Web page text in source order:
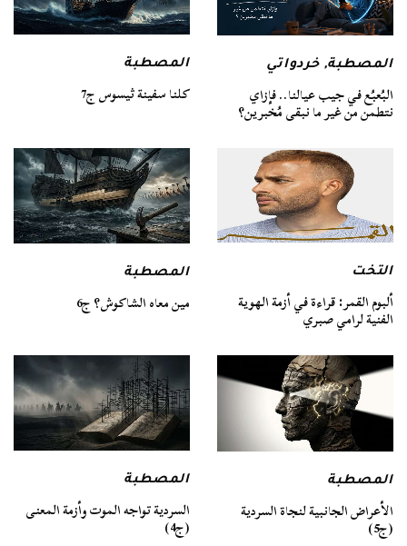
المصطبة,خردواتي
البُعبُع في جيب عيالنا.. فإزاي
نتطمن من غير ما نبقى مُخبرين؟
المصطبة
كلنا سفينة ثيسوس ج7
التخت
ألبوم القمر: قراءة في أزمة الهوية
الفنية لرامي صبري
المصطبة
مين معاه الشاكوش؟ ج6
المصطبة
الأعراض الجانبية لنجاة السردية
(ج5)
المصطبة
السردية تواجه الموت وأزمة المعنى
(ج4)